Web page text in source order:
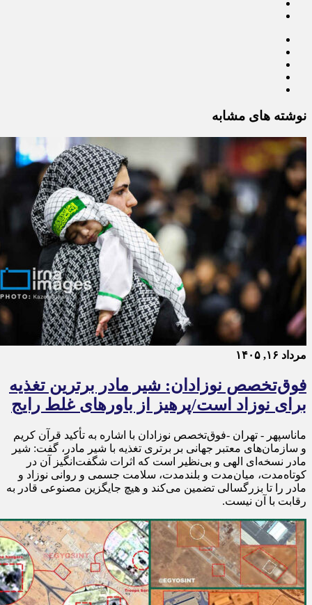
نوشته های مشابه
مرداد ۱۶, ۱۴۰۵
فوق‌تخصص نوزادان: شیر مادر برترین تغذیه
برای نوزاد است/پرهیز از باورهای غلط رایج
ماناسپهر - تهران -فوق‌تخصص نوزادان با اشاره به تأکید قرآن کریم
و سازمان‌های معتبر جهانی بر برتری تغذیه با شیر مادر، گفت: شیر
مادر نسخه‌ای الهی و بی‌نظیر است که اثرات شگفت‌انگیز آن در
کوتاه‌مدت، میان‌مدت و بلندمدت، سلامت جسمی و روانی نوزاد و
مادر را تا بزرگسالی تضمین می‌کند و هیچ جایگزین مصنوعی قادر به
رقابت با آن نیست.